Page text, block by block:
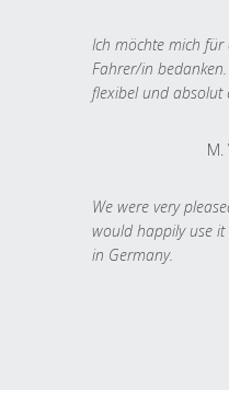
Ich möchte mich für
Fahrer/in
flexibel und absolut
M.
We were very
would happily use
in Germany.